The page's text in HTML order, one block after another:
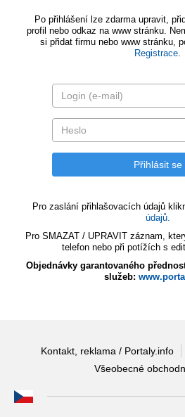
Po přihlášení lze zdarma upravit,
profil nebo odkaz na www stránku.
si přidat firmu nebo www stránku,
Registrace.
Pro zaslání přihlašovacích údajů
údajů.
Pro SMAZAT / UPRAVIT záznam,
telefon nebo při potížích s
Objednávky garantovaného
služeb:
Kontakt, reklama / Portaly.info
Všeobecné